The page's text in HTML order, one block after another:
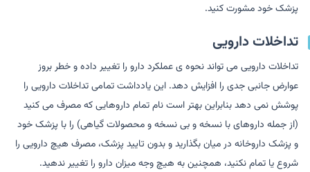
پزشک خود مشورت کنید.
تداخلات دارویی
تداخلات دارویی می تواند نحوه ی عملکرد دارو را تغییر داده و خطر بروز
عوارض جانبی جدی را افزایش دهد. این یادداشت تمامی تداخلات دارویی را
پوشش نمی دهد بنابراین بهتر است نام تمام داروهایی که مصرف می کنید
(از جمله داروهای با نسخه و بی نسخه و محصولات گیاهی) را با پزشک خود
و پزشک داروخانه در میان بگذارید و بدون تایید پزشک، مصرف هیچ دارویی را
شروع یا تمام نکنید، همچنین به هیچ وجه میزان دارو را تغییر ندهید.